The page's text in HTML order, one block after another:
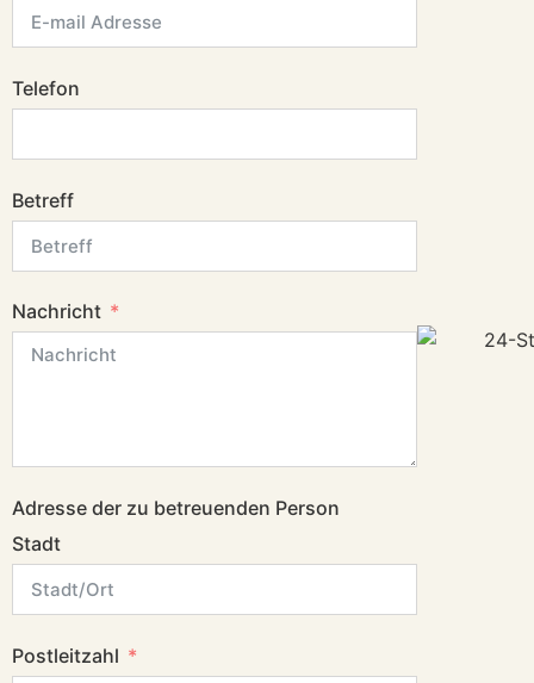
Telefon
Betreff
Nachricht
Adresse der zu betreuenden Person
Stadt
Postleitzahl